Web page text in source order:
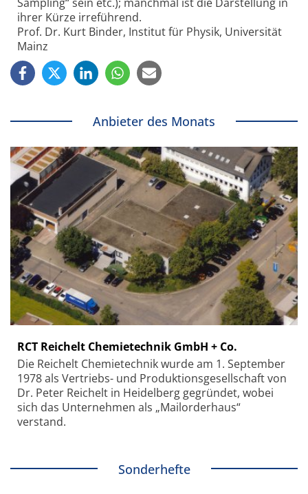
ihrer Kürze irreführend.
Prof. Dr. Kurt Binder, Institut für Physik, Universität
Mainz
Anbieter des Monats
RCT Reichelt Chemietechnik GmbH + Co.
Die Reichelt Chemietechnik wurde am 1. September
1978 als Vertriebs- und Produktionsgesellschaft von
Dr. Peter Reichelt in Heidelberg gegründet, wobei
sich das Unternehmen als „Mailorderhaus“
verstand.
Sonderhefte